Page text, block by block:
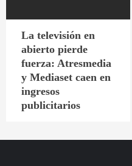
La televisión en
abierto pierde
fuerza: Atresmedia
y Mediaset caen en
ingresos
publicitarios